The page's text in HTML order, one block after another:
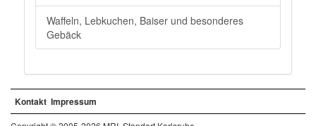
Waffeln, Lebkuchen, Baiser und besonderes
Gebäck
Kontakt Impressum